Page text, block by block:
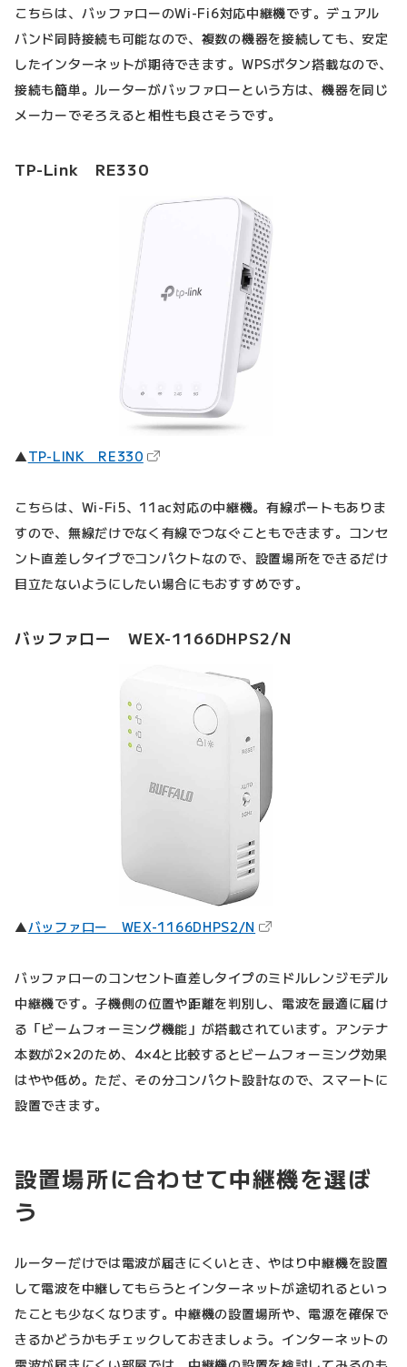
こちらは、バッファローのWi-Fi6対応中継機です。デュアル
バンド同時接続も可能なので、複数の機器を接続しても、安定
したインターネットが期待できます。WPSボタン搭載なので、
接続も簡単。ルーターがバッファローという方は、機器を同じ
メーカーでそろえると相性も良さそうです。
TP-Link RE330
▲TP-LINK RE330（新しいタブで開きます）
こちらは、Wi-Fi5、11ac対応の中継機。有線ポートもありま
すので、無線だけでなく有線でつなぐこともできます。コンセ
ント直差しタイプでコンパクトなので、設置場所をできるだけ
目立たないようにしたい場合にもおすすめです。
バッファロー WEX-1166DHPS2/N
▲バッファロー WEX-1166DHPS2/N （新しいタブで開きます
バッファローのコンセント直差しタイプのミドルレンジモデル
中継機です。子機側の位置や距離を判別し、電波を最適に届け
る「ビームフォーミング機能」が搭載されています。アンテナ
本数が2×2のため、4×4と比較するとビームフォーミング効果
はやや低め。ただ、その分コンパクト設計なので、スマートに
設置できます。
設置場所に合わせて中継機を選ぼ
う
ルーターだけでは電波が届きにくいとき、やはり中継機を設置
して電波を中継してもらうとインターネットが途切れるといっ
たことも少なくなります。中継機の設置場所や、電源を確保で
きるかどうかもチェックしておきましょう。インターネットの